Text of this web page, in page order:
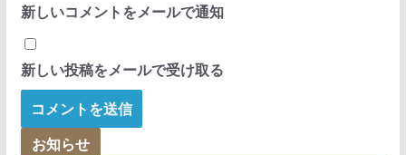
新しいコメントをメールで通知
新しい投稿をメールで受け取る
お知らせ